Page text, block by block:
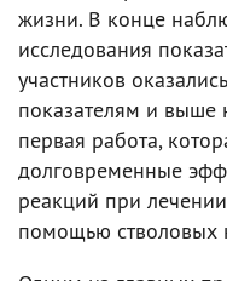
жизни. В конце
исследования
участников
показателям и выше
первая работа,
долговременные
реакций при
помощью стволовых